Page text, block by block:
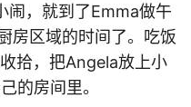
闹，就到了Emma做午
房区域的时间了。吃饭
拾，把Angela放上小
的房间里。